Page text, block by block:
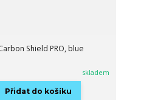
Shield PRO, blue
skladem
Přidat do košíku